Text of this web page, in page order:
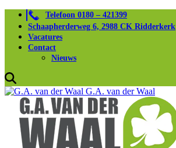
Telefoon 0180 – 421399
Schaapherderweg 6, 2988 CK Ridderkerk
Vacatures
Contact
Nieuws
G.A. van der Waal